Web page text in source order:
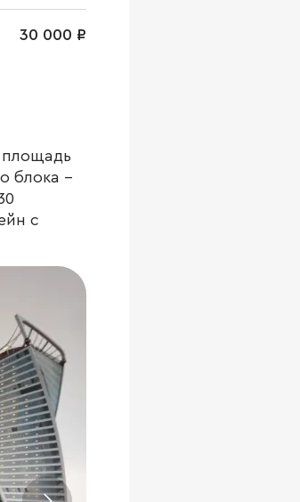
30 000 ₽
блока -
с